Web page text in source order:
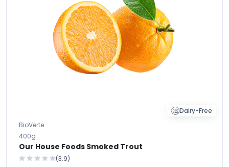
Dairy-Free
BioVerte
400g
Our House Foods Smoked Trout
(3.9)